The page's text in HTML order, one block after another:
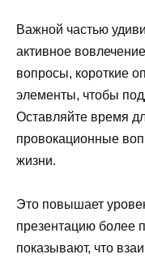
Важной частью
активное
вопросы, короткие
элементы, чтобы
Оставляйте время
провокационные
жизни.
Это повышает
презентацию более
показывают, что